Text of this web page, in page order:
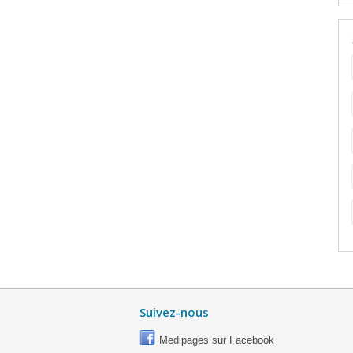
Suivez-nous
Medipages sur Facebook